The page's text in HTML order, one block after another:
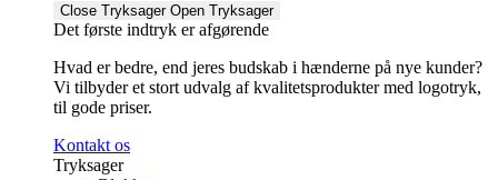
Close Tryksager Open Tryksager
Det første indtryk er afgørende
Hvad er bedre, end jeres budskab i hænderne på nye kunder?
Vi tilbyder et stort udvalg af kvalitetsprodukter med logotryk,
til gode priser.
Kontakt os
Tryksager